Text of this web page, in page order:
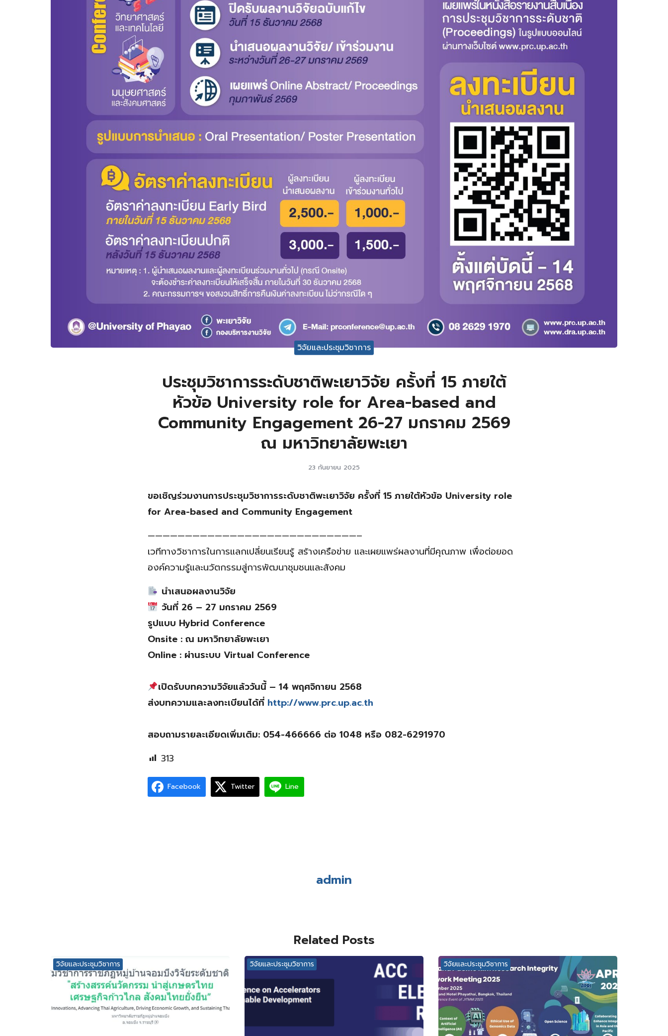
วิจัยและประชุมวิชาการ
ประชุมวิชาการระดับชาติพะเยาวิจัย ครั้งที่ 15 ภายใต้
หัวข้อ University role for Area-based and
Community Engagement 26-27 มกราคม 2569
ณ มหาวิทยาลัยพะเยา
23 กันยายน 2025
ขอเชิญร่วมงานการประชุมวิชาการระดับชาติพะเยาวิจัย ครั้งที่ 15 ภายใต้หัวข้อ University role
for Area-based and Community Engagement
————————————————————————————–
เวทีทางวิชาการในการแลกเปลี่ยนเรียนรู้ สร้างเครือข่าย และเผยแพร่ผลงานที่มีคุณภาพ เพื่อต่อยอด
องค์ความรู้และนวัตกรรมสู่การพัฒนาชุมชนและสังคม
นำเสนอผลงานวิจัย
วันที่ 26 – 27 มกราคม 2569
รูปแบบ Hybrid Conference
Onsite : ณ มหาวิทยาลัยพะเยา
Online : ผ่านระบบ Virtual Conference
เปิดรับบทความวิจัยแล้ววันนี้ – 14 พฤศจิกายน 2568
ส่งบทความและลงทะเบียนได้ที่ http://www.prc.up.ac.th
สอบถามรายละเอียดเพิ่มเติม: 054-466666 ต่อ 1048 หรือ 082-6291970
313
Facebook Twitter Line
admin
Related Posts
วิจัยและประชุมวิชาการ วิจัยและประชุมวิชาการ วิจัยและประชุมวิชาการ